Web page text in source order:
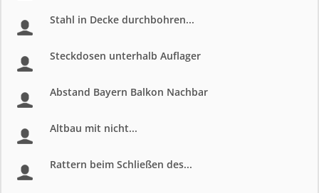
Stahl in Decke durchbohren...
Steckdosen unterhalb Auflager
Abstand Bayern Balkon Nachbar
Altbau mit nicht...
Rattern beim Schließen des...